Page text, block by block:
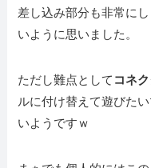
差し込み部分も非常に
いように思いました。
ただし難点として コネ
ルに付け替えて遊びた
いようですｗ